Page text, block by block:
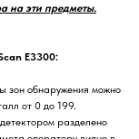
на эти предметы.
E3300:
зон обнаружения можно
от 0 до 199.
разделено